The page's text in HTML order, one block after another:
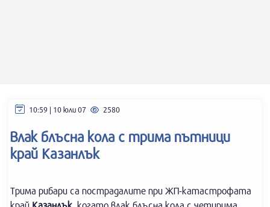
10:59 | 10 юли 07 2580
Влак блъсна кола с трима пътници
край Kaзанлък
Трима рибари са пострадалите при ЖП-катастрофата